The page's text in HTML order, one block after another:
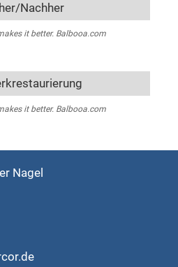
Nachher
it better. Balbooa.com
it better. Balbooa.com
Nagel